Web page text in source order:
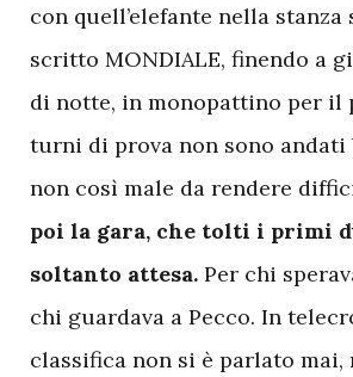
con quell’elefante nella stanza
scritto MONDIALE, finendo a
di notte, in monopattino per il
turni di prova non sono andati
non così male da rendere
poi la gara, che tolti i primi
soltanto attesa. Per chi
chi guardava a Pecco. In
classifica non si è parlato mai,